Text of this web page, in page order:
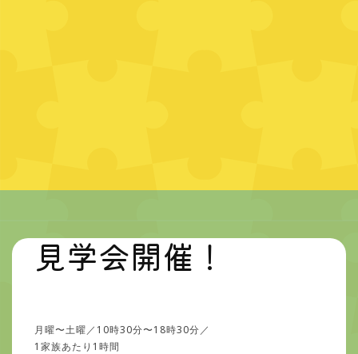
見学会開催！
月曜〜土曜／10時30分〜18時30分／
1家族あたり1時間